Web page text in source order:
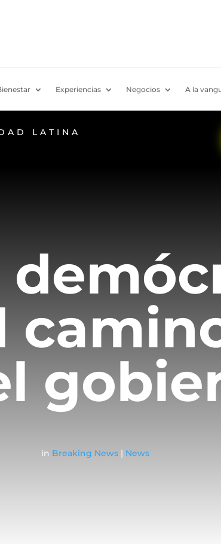
Experiencias Negocios A la
LATINA
in Breaking News | News